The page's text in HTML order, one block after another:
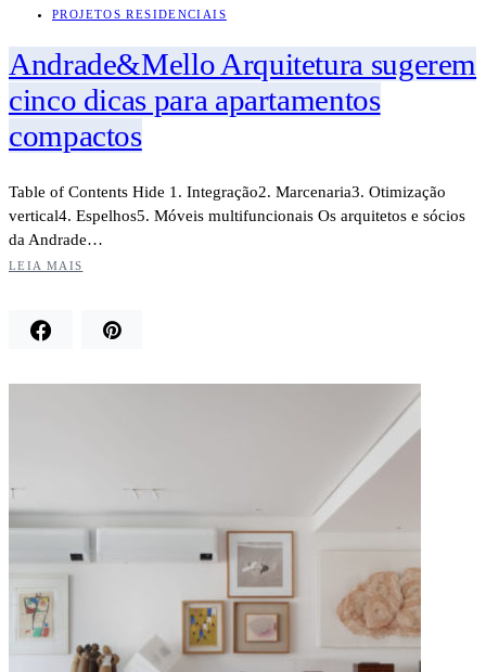
PROJETOS RESIDENCIAIS
Andrade&Mello Arquitetura sugerem
cinco dicas para apartamentos
compactos
Table of Contents Hide 1. Integração2. Marcenaria3. Otimização
vertical4. Espelhos5. Móveis multifuncionais Os arquitetos e sócios
da Andrade…
LEIA MAIS